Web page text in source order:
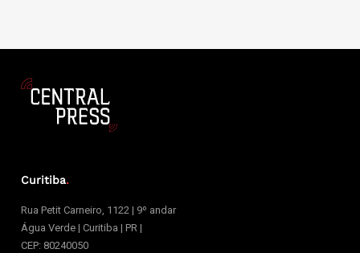
Curitiba.
Rua Petit Carneiro, 1122 | 9º andar
Água Verde | Curitiba | PR |
CEP: 80240050